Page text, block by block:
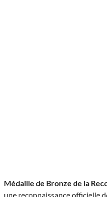
Médaille de Bronze de la
une reconnaissance officielle